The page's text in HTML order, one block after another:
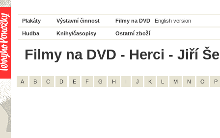
Plakáty Výstavní činnost Filmy na DVD English version
Hudba Knihy/časopisy Ostatní zboží
Filmy na DVD - Herci - Jiří
A B C D E F G H I J K L M N O P